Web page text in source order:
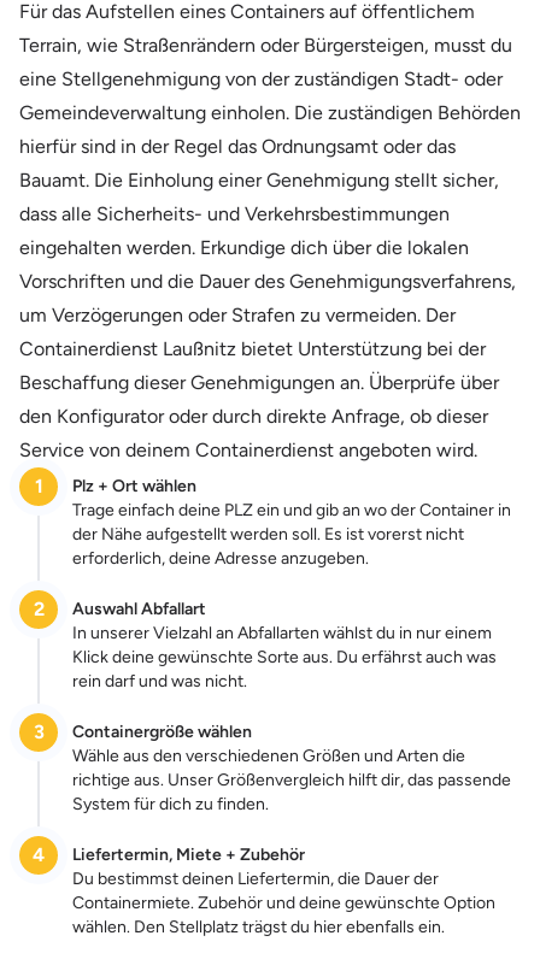
Für das Aufstellen eines Containers auf öffentlichem
Terrain, wie Straßenrändern oder Bürgersteigen, musst du
eine Stellgenehmigung von der zuständigen Stadt- oder
Gemeindeverwaltung einholen. Die zuständigen Behörden
hierfür sind in der Regel das Ordnungsamt oder das
Bauamt. Die Einholung einer Genehmigung stellt sicher,
dass alle Sicherheits- und Verkehrsbestimmungen
eingehalten werden. Erkundige dich über die lokalen
Vorschriften und die Dauer des Genehmigungsverfahrens,
um Verzögerungen oder Strafen zu vermeiden. Der
Containerdienst Laußnitz bietet Unterstützung bei der
Beschaffung dieser Genehmigungen an. Überprüfe über
den Konfigurator oder durch direkte Anfrage, ob dieser
Service von deinem Containerdienst angeboten wird.
1
Plz + Ort wählen
Trage einfach deine PLZ ein und gib an wo der Container in
der Nähe aufgestellt werden soll. Es ist vorerst nicht
erforderlich, deine Adresse anzugeben.
2
Auswahl Abfallart
In unserer Vielzahl an Abfallarten wählst du in nur einem
Klick deine gewünschte Sorte aus. Du erfährst auch was
rein darf und was nicht.
3
Containergröße wählen
Wähle aus den verschiedenen Größen und Arten die
richtige aus. Unser Größenvergleich hilft dir, das passende
System für dich zu finden.
4
Liefertermin, Miete + Zubehör
Du bestimmst deinen Liefertermin, die Dauer der
Containermiete. Zubehör und deine gewünschte Option
wählen. Den Stellplatz trägst du hier ebenfalls ein.